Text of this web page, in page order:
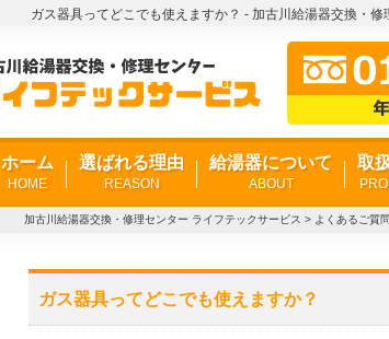
ガス器具ってどこでも使えますか？ - 加古川給湯器交換・
ホーム
HOME
選ばれる理由
REASON
給湯器について
ABOUT
取
加古川給湯器交換・修理センター ライフテックサービス > よくあるご質問
ガス器具ってどこでも使えますか？